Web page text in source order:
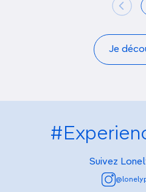
Je
Suivez